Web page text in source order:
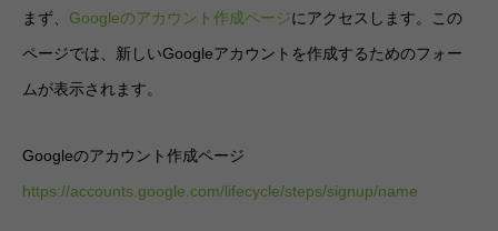
まず、 Googleのアカウント作成ページにアクセスします。この
ページでは、新しいGoogleアカウントを作成するためのフォー
ムが表示されます。
Googleのアカウント作成ページ
https://accounts.google.com/lifecycle/steps/signup/name